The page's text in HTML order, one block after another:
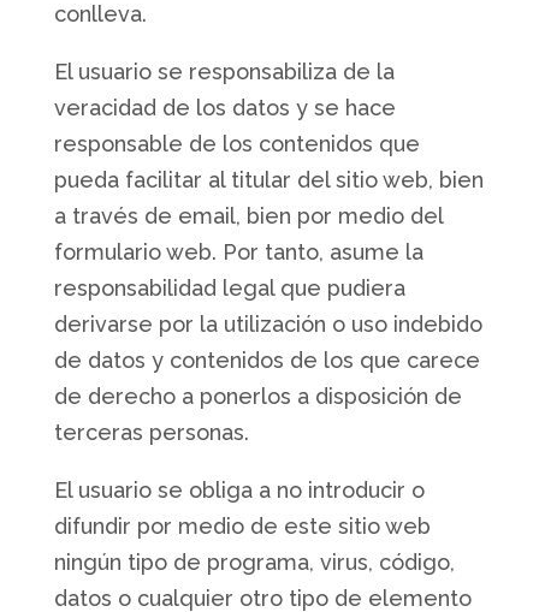
conlleva.
El usuario se responsabiliza de la
veracidad de los datos y se hace
responsable de los contenidos que
pueda facilitar al titular del sitio web, bien
a través de email, bien por medio del
formulario web. Por tanto, asume la
responsabilidad legal que pudiera
derivarse por la utilización o uso indebido
de datos y contenidos de los que carece
de derecho a ponerlos a disposición de
terceras personas.
El usuario se obliga a no introducir o
difundir por medio de este sitio web
ningún tipo de programa, virus, código,
datos o cualquier otro tipo de elemento